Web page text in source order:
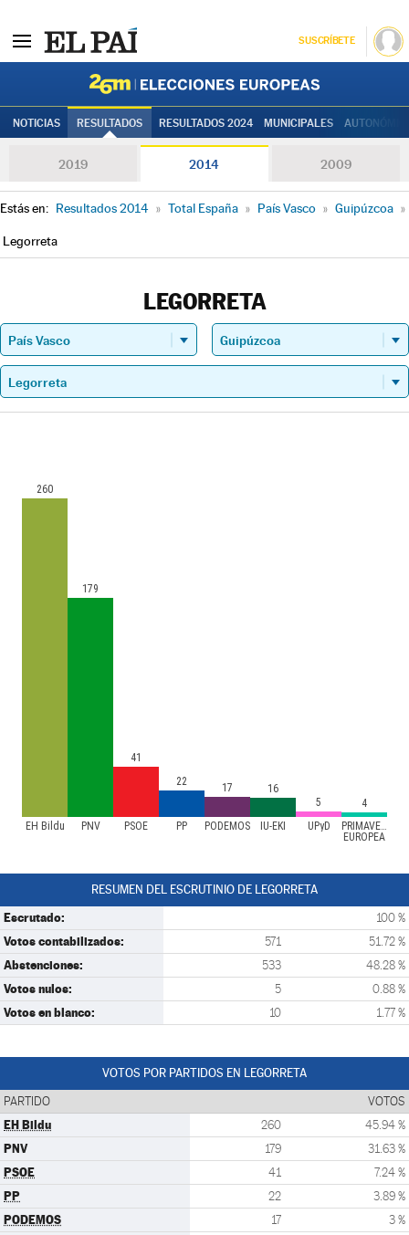
SUSCRÍBETE
NOTICIAS RESULTADOS RESULTADOS 2024 MUNICIPALES
2019 2014 2009
Estás en: Resultados 2014 » Total España » País Vasco » Guipúzcoa »
Legorreta
LEGORRETA
EH Bildu PNV PSOE PP PODEMOS IU-EKI UPyD
PRIMAVERA
EUROPEA
260
179
41
22
17
16
5
4
RESUMEN DEL ESCRUTINIO DE LEGORRETA
Escrutado: 100 %
Votos contabilizados: 571 51.72 %
Abstenciones: 533 48.28 %
Votos nulos: 5 0.88 %
Votos en blanco: 10 1.77 %
VOTOS POR PARTIDOS EN LEGORRETA
PARTIDO VOTOS
EH Bildu 260 45.94 %
PNV 179 31.63 %
PSOE 41 7.24 %
PP 22 3.89 %
PODEMOS 17 3 %